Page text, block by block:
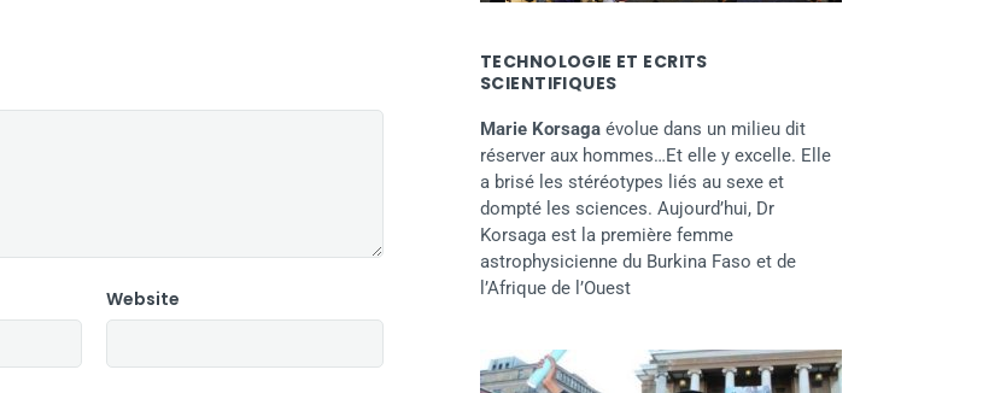
Website
TECHNOLOGIE ET ECRITS
SCIENTIFIQUES
Marie Korsaga évolue dans un milieu dit
réserver aux hommes…Et elle y excelle. Elle
a brisé les stéréotypes liés au sexe et
dompté les sciences. Aujourd’hui, Dr
Korsaga est la première femme
astrophysicienne du Burkina Faso et de
l’Afrique de l’Ouest